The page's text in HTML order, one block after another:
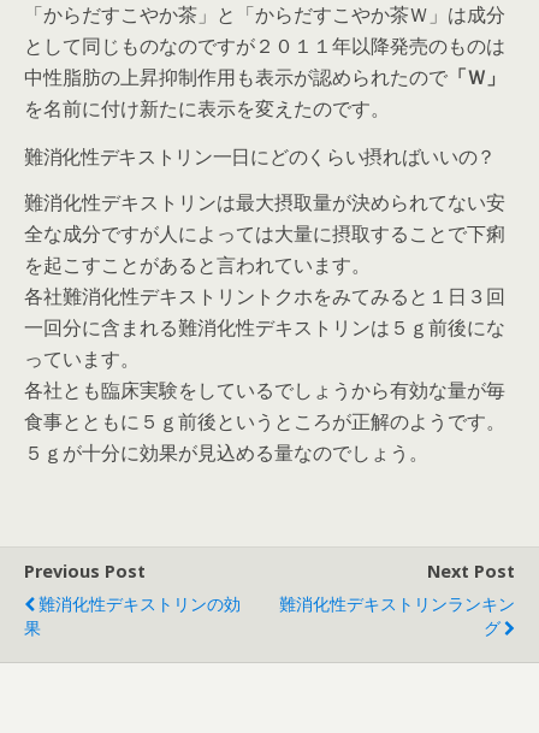
「からだすこやか茶」と「からだすこやか茶Ｗ」は成分
として同じものなのですが２０１１年以降発売のものは
中性脂肪の上昇抑制作用も表示が認められたので 「Ｗ」
を名前に付け新たに表示を変えたのです。
難消化性デキストリン一日にどのくらい摂ればいいの？
難消化性デキストリンは最大摂取量が決められてない安
全な成分ですが人によっては大量に摂取することで下痢
を起こすことがあると言われています。
各社難消化性デキストリントクホをみてみると１日３回
一回分に含まれる難消化性デキストリンは５ｇ前後にな
っています。
各社とも臨床実験をしているでしょうから有効な量が毎
食事とともに５ｇ前後というところが正解のようです。
５ｇが十分に効果が見込める量なのでしょう。
Previous Post
難消化性デキストリンの効
果
Next Post
難消化性デキストリンランキン
グ